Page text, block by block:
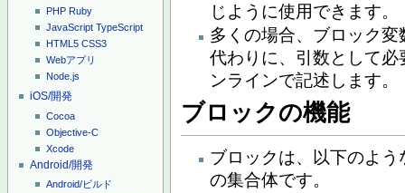
PHP Ruby
JavaScript TypeScript
HTML5 CSS3
Webアプリ
Node.js
iOS/開発
Cocoa
Objective-C
Xcode
Android/開発
Android/ビルド
じように使用できます。
多くの場合、ブロック
代わりに、引数として
ンラインで記述します。
ブロックの機能
ブロックは、以下のよ
の集合体です。